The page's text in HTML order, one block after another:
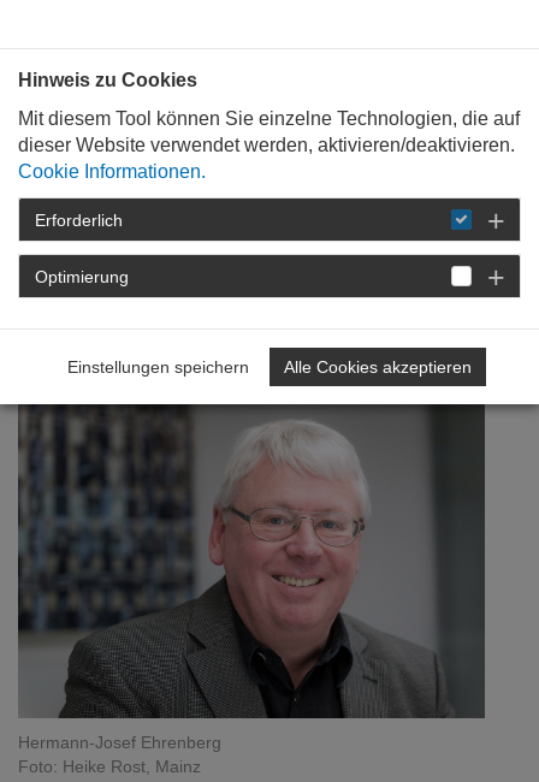
STARTSEITE DETAIL
Berufspolitik interdisziplinär
Hermann-Josef Ehrenberg
Foto: Heike Rost, Mainz
Hinweis zu Cookies
Mit diesem Tool können Sie einzelne Technologien, die auf
dieser Website verwendet werden, aktivieren/deaktivieren.
Cookie Informationen.
Erforderlich
Optimierung
Einstellungen speichern Alle Cookies akzeptieren